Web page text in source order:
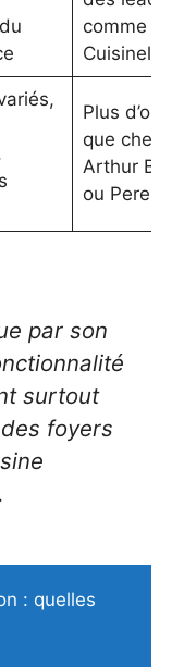
comme
Cuisinella
Plus
que chez
Arthur
ou Perene
par son
surtout
foyers
: quelles